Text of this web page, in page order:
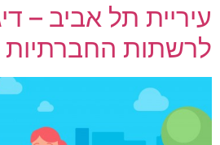
עיריית תל אביב –
לרשתות החברתיות